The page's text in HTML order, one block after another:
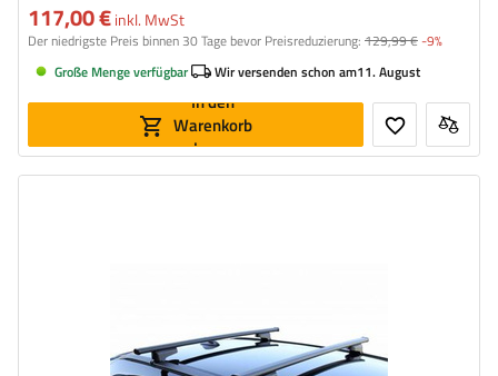
117,00 €inkl. MwSt
Der niedrigste Preis binnen 30 Tage bevor Preisreduzierung: 129,99 €-9%
Große Menge verfügbar
Wir versenden schon am11. August
In den
Warenkorb
legen